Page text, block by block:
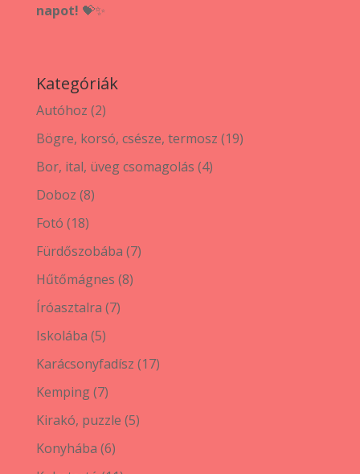
napot! 💝✨
Kategóriák
Autóhoz 22
termék
Bögre, korsó, csésze, termosz 1919
Bor, ital, üveg csomagolás 44
Doboz 88
Fotó 1818
termék
Fürdőszobába 77
Hűtőmágnes 88
Íróasztalra 77
Iskolába 55
termék
Karácsonyfadísz 1717
Kemping 77
termék
Kirakó, puzzle 55
Konyhába 66
termék